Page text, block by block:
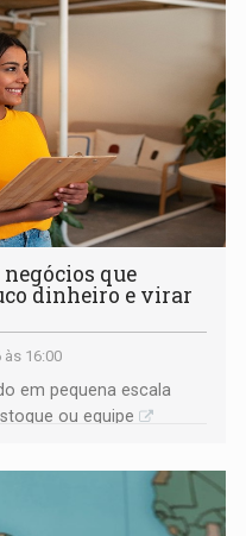
negócios que
dinheiro e virar
16:00
em pequena escala
ou equipe